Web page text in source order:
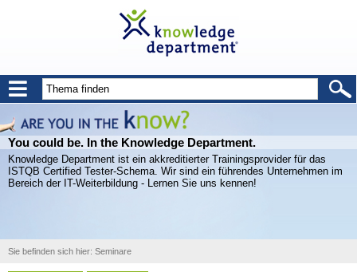
You could be. In the Knowledge Department.
Knowledge Department ist ein akkreditierter Trainingsprovider für das
ISTQB Certified Tester-Schema. Wir sind ein führendes Unternehmen im
Bereich der IT-Weiterbildung - Lernen Sie uns kennen!
Sie befinden sich hier: Seminare